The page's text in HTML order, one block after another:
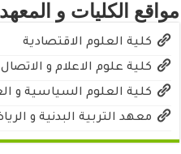
مواقع الكليات و المعهد
كلية العلوم الاقتصادية
كلية علوم الاعلام و الاتصال
كلية العلوم السياسية و
معهد التربية البدنية و